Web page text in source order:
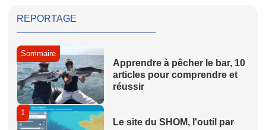
REPORTAGE
Sommaire
Apprendre à pêcher le bar, 10
articles pour comprendre et
réussir
1
Le site du SHOM, l'outil par